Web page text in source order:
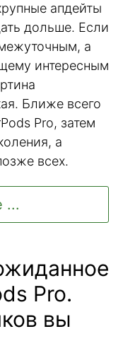
апдейты
дольше. Если
а
интересным
Ближе всего
Pro, затем
а
всех.
...
Pro.
вы